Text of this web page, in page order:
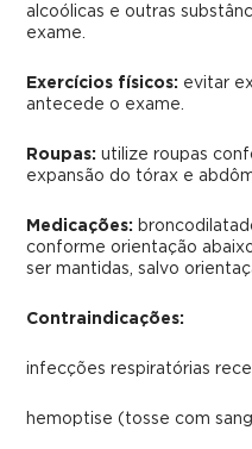
alcoólicas e outras
exame.
Exercícios físicos: evitar
antecede o exame.
Roupas: utilize roupas
expansão do tórax e
Medicações:
conforme orientação
ser mantidas, salvo
Contraindicações:
infecções respiratórias
hemoptise (tosse com